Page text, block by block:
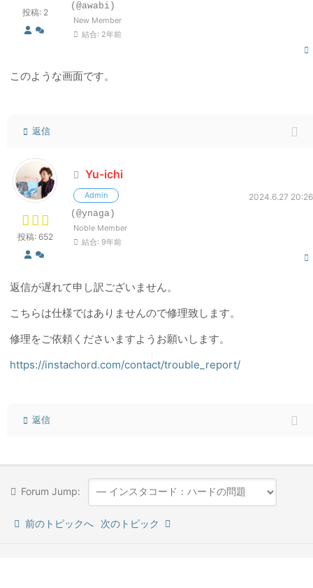
投稿: 2
(@awabi)
New Member
結合: 2年前
このような画面です。
返信
投稿: 652
Yu-ichi
Admin
2024.6.27 20:26
(@ynaga)
Noble Member
結合: 9年前
返信が遅れて申し訳ございません。
こちらは仕様ではありませんので修理致します。
修理をご依頼くださいますようお願いします。
https://instachord.com/contact/trouble_report/
返信
Forum Jump:
前のトピックへ 次のトピック